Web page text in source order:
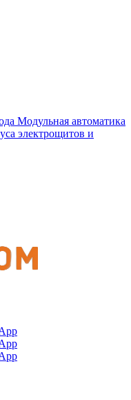
Модульная автоматика
электрощитов и